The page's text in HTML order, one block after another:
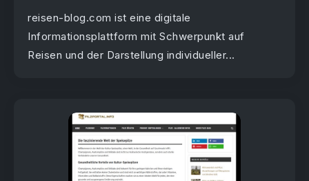
reisen-blog.com ist eine digitale
Informationsplattform mit Schwerpunkt auf
Reisen und der Darstellung individueller...